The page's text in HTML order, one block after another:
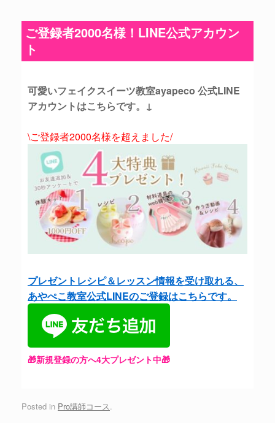
ご登録者2000名様！LINE公式アカウン
ト
可愛いフェイクスイーツ教室ayapeco 公式LINE
アカウントはこちらです。↓
\ご登録者2000名様を超えました/
プレゼントレシピ＆レッスン情報を受け取れる、
あやぺこ教室公式LINEのご登録はこちらです。
🎁新規登録の方へ4大プレゼント中🎁
Posted in Pro講師コース.